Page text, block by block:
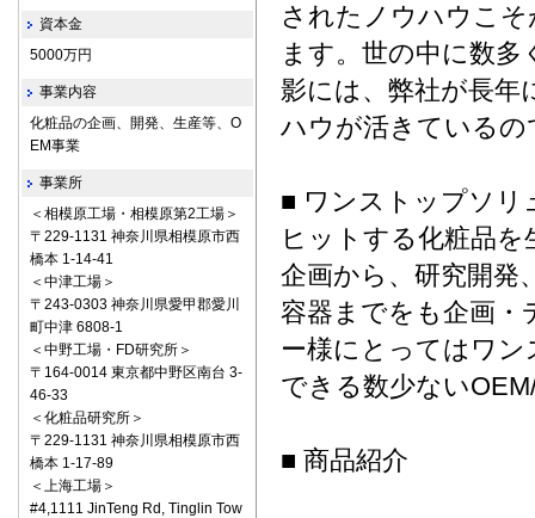
されたノウハウこ
ます。世の中に数
影には、弊社が長年
ハウが活きているの
■ ワンストップソリ
ヒットする化粧品
企画から、研究開発
容器までをも企画
ー様にとってはワ
できる数少ない
■ 商品紹介
資本金
5000万円
事業内容
化粧品の企画、開発、生産等、O
EM事業
事業所
＜相模原工場・相模原第2工場＞
〒229-1131 神奈川県相模原市西
橋本 1-14-41
＜中津工場＞
〒243-0303 神奈川県愛甲郡愛川
町中津 6808-1
＜中野工場・FD研究所＞
〒164-0014 東京都中野区南台 3-
46-33
＜化粧品研究所＞
〒229-1131 神奈川県相模原市西
橋本 1-17-89
＜上海工場＞
#4,1111 JinTeng Rd, Tinglin Tow